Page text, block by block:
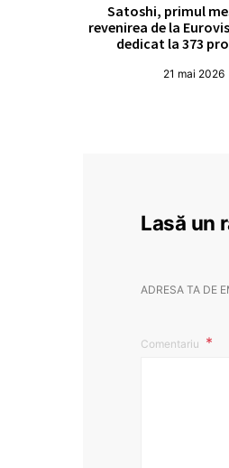
Satoshi, primul
revenirea de la
dedicat la 373
21 mai 2026
Lasă un
ADRESA TA DE
Comentariu